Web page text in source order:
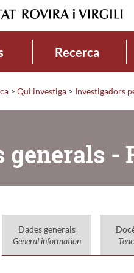
Recerca
> Qui investiga > Investigadors
generals -
Dades generals
General information